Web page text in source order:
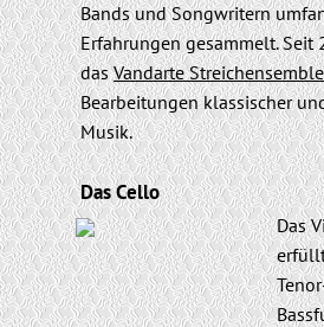
Bands und Songwritern
Erfahrungen gesammelt. Seit
dasVandarte Streichensemble
Bearbeitungen klassischer
Musik.
Das Cello
Das